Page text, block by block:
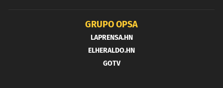
GRUPO OPSA
LAPRENSA.HN
ELHERALDO.HN
GOTV